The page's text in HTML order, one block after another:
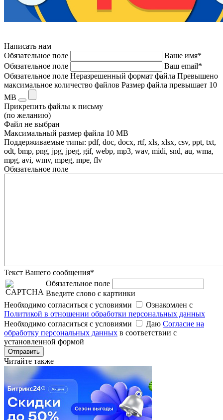
Написать нам
Обязательное поле
Ваше имя*
Обязательное поле
Ваш email*
Обязательное поле Неразрешенный формат файла Превышено
максимальное количество файлов Размер файла превышает 10
MB
Прикрепить файлы к письму
(по желанию)
Файл не выбран
Максимальный размер файла 10 MB
Поддерживаемые типы: pdf, doc, docx, rtf, xls, xlsx, csv, ppt, txt,
odt, bmp, png, jpg, jpeg, gif, webp, mp3, wav, midi, snd, au, wma,
mpg, avi, wmv, mpeg, mpe, flv
Обязательное поле
Текст Вашего сообщения*
Обязательное поле
Введите слово с картинки
Необходимо согласиться с условиями
Ознакомлен с
Политикой в отношении обработки персональных данных
Необходимо согласиться с условиями
Даю Согласие на
обработку персональных данных в соответствии с
установленной формой
Отправить
Читайте также